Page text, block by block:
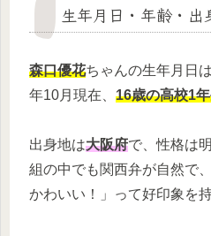
生年月日・年齢・出
森口優花ちゃんの生年月日は
年10月現在、 16歳の高校1
出身地は大阪府で、性格は
組の中でも関西弁が自然で
かわいい！」って好印象を